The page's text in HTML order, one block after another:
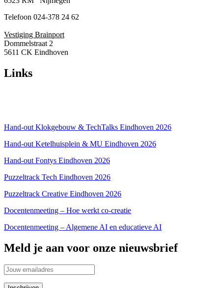
Telefoon 024-378 24 62
Vestiging Brainport
Dommelstraat 2
5611 CK Eindhoven
Links
Hand-out Klokgebouw & TechTalks Eindhoven 2026
Hand-out Ketelhuisplein & MU Eindhoven 2026
Hand-out Fontys Eindhoven 2026
Puzzeltrack Tech Eindhoven 2026
Puzzeltrack Creative Eindhoven 2026
Docentenmeeting – Hoe werkt co-creatie
Docentenmeeting – Algemene AI en educatieve AI
Meld je aan voor onze nieuwsbrief